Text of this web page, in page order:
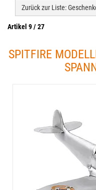
Geschenk
für:
Zurück zur Liste:
Artikel 9 / 27
SPITFIRE